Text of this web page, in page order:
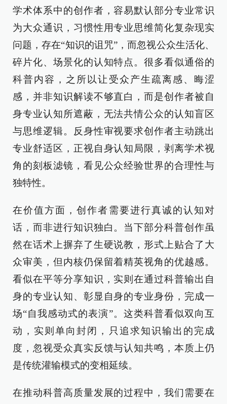
学术体系中的创作者，容易默认部分专业常识
为大众通识，习惯性用专业思维简化复杂现实
问题，存在“知识的诅咒”，而忽视公众生活化、
碎片化、场景化的认知特点。很多看似通俗的
科普内容，之所以让受众产生疏离感、晦涩
感，并非知识解读不够直白，而是创作者被自
身专业认知所遮蔽，无法共情公众的认知盲区
与思维逻辑。反身性审视要求创作者主动跳出
专业舒适区，正视自身认知局限，剥离学术视
角的刻板滤镜，看见公众经验世界的合理性与
独特性。
在价值方面，创作者需要进行真诚的认知对
话，而非进行知识独白。当下部分科普创作虽
然在话术上摒弃了生硬说教，形式上贴合了大
众审美，但内核仍保留着精英视角的优越感。
看似在平等分享知识，实则在通过科普输出自
身的专业认知、彰显自身的专业身份，完成一
场“自我感动式的表演”。这类科普看似双向互
动，实则单向封闭，只追求知识输出的完成
度，忽视受众真实反馈与认知共鸣，本质上仍
是传统灌输模式的变相延续。
在推动科普高质量发展的过程中，我们需要在